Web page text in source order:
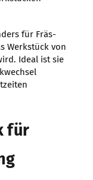
für Fräs-
Werkstück von
Ideal ist sie
für